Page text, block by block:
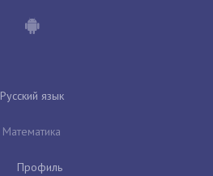
Русский язык
Математика
Профиль